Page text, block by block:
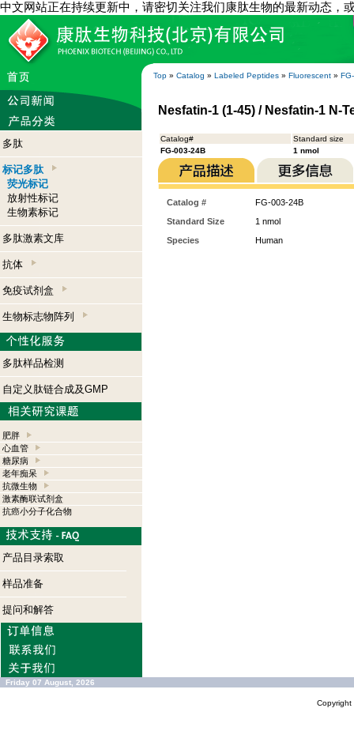
中文网站正在持续更新中，请密切关注我们康肽生物的最新动态，
Top » Catalog » Labeled Peptides » Fluorescent »
多肽
标记多肽
荧光标记
放射性标记
生物素标记
多肽激素文库
抗体
免疫试剂盒
生物标志物阵列
多肽样品检测
自定义肽链合成及GMP
肥胖
心血管
糖尿病
老年痴呆
抗微生物
激素酶联试剂盒
抗癌小分子化合物
产品目录索取
样品准备
提问和解答
Nesfatin-1 (1-45) / Nesfatin-1 N-
Catalog#
Standard size
FG-003-24B
1 nmol
Catalog #
FG-003-24B
Standard Size
1 nmol
Species
Human
Friday 07 August, 2026